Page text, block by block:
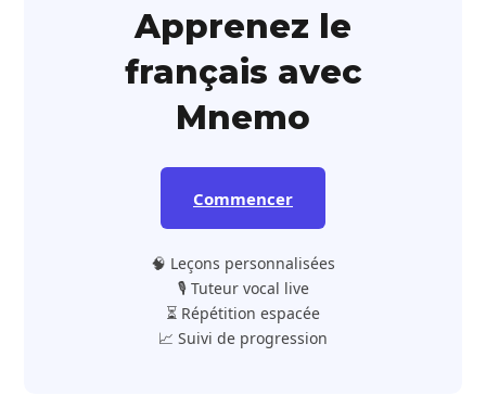
Apprenez le
français avec
Mnemo
Commencer
🧠 Leçons personnalisées
🎙️ Tuteur vocal live
⏳ Répétition espacée
📈 Suivi de progression